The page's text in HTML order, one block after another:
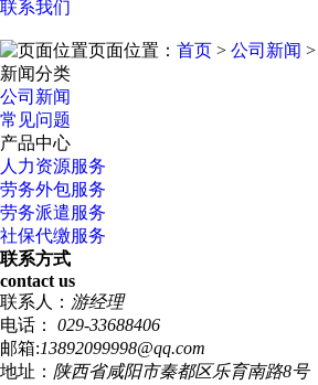
联系我们
页面位置： 首页 > 公司新闻 >
新闻分类
公司新闻
常见问题
产品中心
人力资源服务
劳务外包服务
劳务派遣服务
社保代缴服务
联系方式
contact us
联系人： 游经理
电话： 029-33688406
邮箱:13892099998@qq.com
地址： 陕西省咸阳市秦都区乐育南路8号